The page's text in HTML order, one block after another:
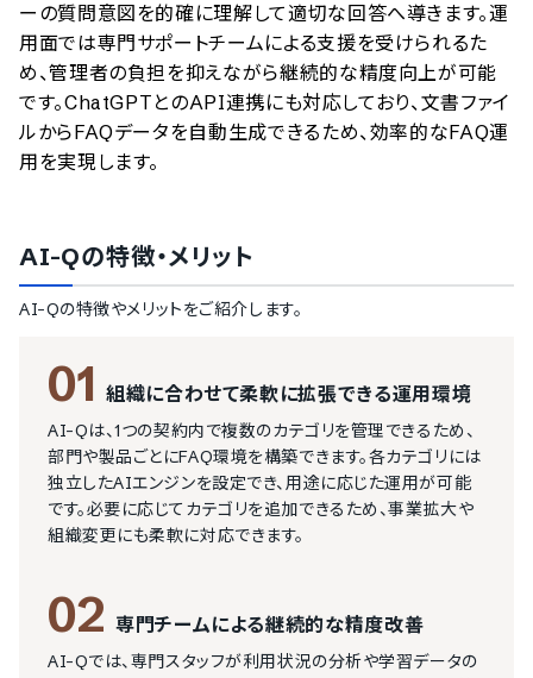
ーの質問意図を的確に理解して適切な回答へ導きます。運
用面では専門サポートチームによる支援を受けられるた
め、管理者の負担を抑えながら継続的な精度向上が可能
です。ChatGPTとのAPI連携にも対応しており、文書ファイ
ルからFAQデータを自動生成できるため、効率的なFAQ運
用を実現します。
AI-Qの特徴・メリット
AI-Qの特徴やメリットをご紹介します。
01 組織に合わせて柔軟に拡張できる運用環境
AI-Qは、1つの契約内で複数のカテゴリを管理できるため、
部門や製品ごとにFAQ環境を構築できます。各カテゴリには
独立したAIエンジンを設定でき、用途に応じた運用が可能
です。必要に応じてカテゴリを追加できるため、事業拡大や
組織変更にも柔軟に対応できます。
02 専門チームによる継続的な精度改善
AI-Qでは、専門スタッフが利用状況の分析や学習データの